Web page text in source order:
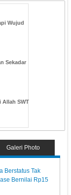
Wujud
Sekadar
Allah SWT
Galeri Photo
Berstatus Tak
Bernilai Rp15